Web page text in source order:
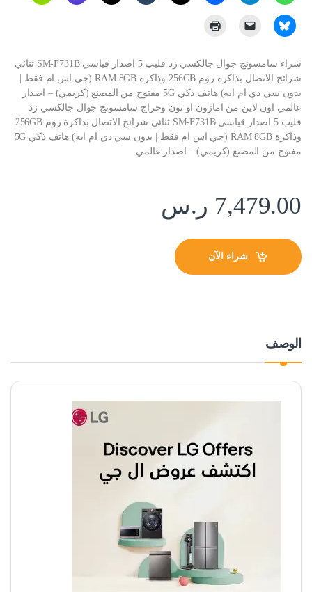
شراء سامسونج جوال جالكسي زد فليب 5 اصدار قياسي SM-F731B ثنائي
شرائح الاتصال بذاكرة روم 256GB وذاكرة RAM 8GB (جي اس ام فقط |
بدون سي دي ام ايه) هاتف ذكي 5G مفتوح من المصنع (كريمي) – اصدار
عالمي اون لاين من امازون او نون وحراج سامسونج جوال جالكسي زد
فليب 5 اصدار قياسي SM-F731B ثنائي شرائح الاتصال بذاكرة روم 256GB
وذاكرة RAM 8GB (جي اس ام فقط | بدون سي دي ام ايه) هاتف ذكي 5G
مفتوح من المصنع (كريمي) – اصدار عالمي
7,479.00 ر.س
شراء الآن
الوصف